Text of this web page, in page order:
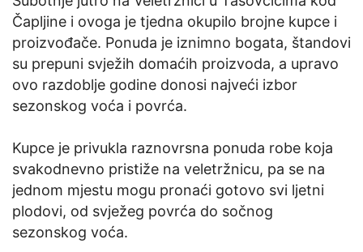
Čapljine i ovoga je tjedna okupilo brojne kupce i
proizvođače. Ponuda je iznimno bogata, štandovi
su prepuni svježih domaćih proizvoda, a upravo
ovo razdoblje godine donosi najveći izbor
sezonskog voća i povrća.
Kupce je privukla raznovrsna ponuda robe koja
svakodnevno pristiže na veletržnicu, pa se na
jednom mjestu mogu pronaći gotovo svi ljetni
plodovi, od svježeg povrća do sočnog
sezonskog voća.